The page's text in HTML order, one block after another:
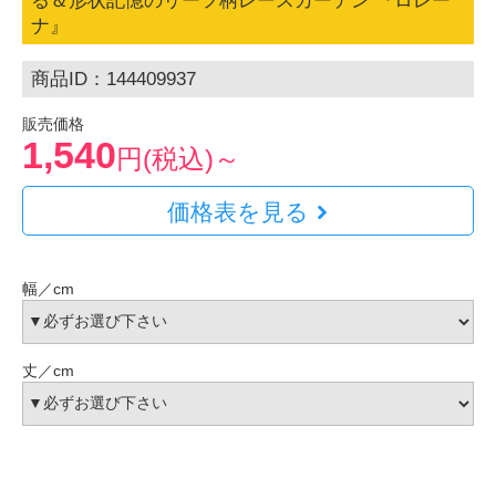
ナ』
商品ID：144409937
販売価格
1,540円(税込)～
価格表を見る
幅／cm
丈／cm